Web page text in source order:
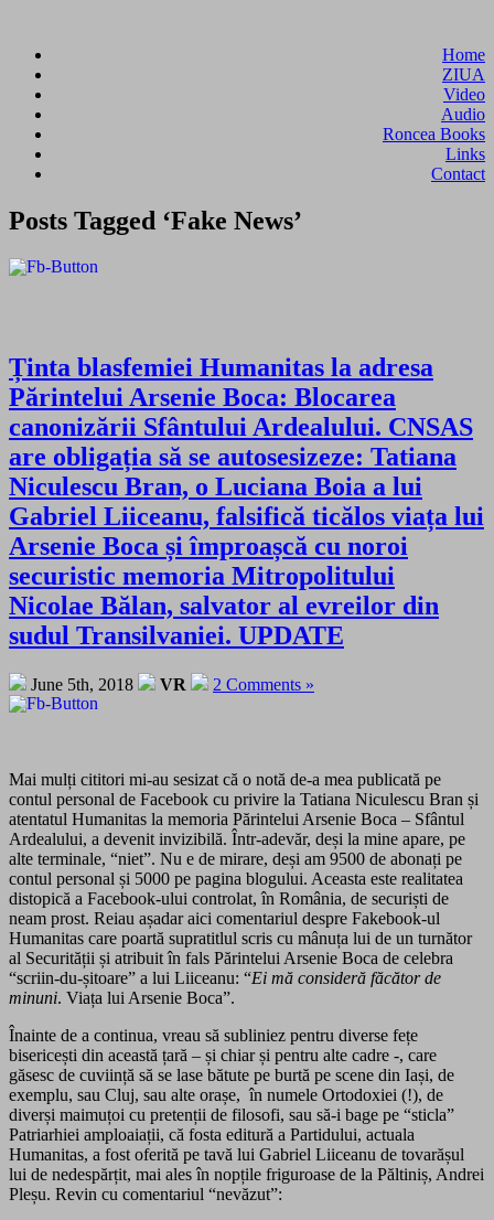
Home
ZIUA
Video
Audio
Roncea Books
Links
Contact
Posts Tagged ‘Fake News’
Ținta blasfemiei Humanitas la adresa
Părintelui Arsenie Boca: Blocarea
canonizării Sfântului Ardealului. CNSAS
are obligația să se autosesizeze: Tatiana
Niculescu Bran, o Luciana Boia a lui
Gabriel Liiceanu, falsifică ticălos viața lui
Arsenie Boca și împroașcă cu noroi
securistic memoria Mitropolitului
Nicolae Bălan, salvator al evreilor din
sudul Transilvaniei. UPDATE
June 5th, 2018 VR 2 Comments »
Mai mulți cititori mi-au sesizat că o notă de-a mea publicată pe
contul personal de Facebook cu privire la Tatiana Niculescu Bran și
atentatul Humanitas la memoria Părintelui Arsenie Boca – Sfântul
Ardealului, a devenit invizibilă. Într-adevăr, deși la mine apare, pe
alte terminale, “niet”. Nu e de mirare, deși am 9500 de abonați pe
contul personal și 5000 pe pagina blogului. Aceasta este realitatea
distopică a Facebook-ului controlat, în România, de securiști de
neam prost. Reiau așadar aici comentariul despre Fakebook-ul
Humanitas care poartă supratitlul scris cu mânuța lui de un turnător
al Securității și atribuit în fals Părintelui Arsenie Boca de celebra
“scriin-du-șitoare” a lui Liiceanu: “Ei mă consideră făcător de
minuni. Viața lui Arsenie Boca”.
Înainte de a continua, vreau să subliniez pentru diverse fețe
bisericești din această țară – și chiar și pentru alte cadre -, care
găsesc de cuviință să se lase bătute pe burtă pe scene din Iași, de
exemplu, sau Cluj, sau alte orașe, în numele Ortodoxiei (!), de
diverși maimuțoi cu pretenții de filosofi, sau să-i bage pe “sticla”
Patriarhiei amploaiații, că fosta editură a Partidului, actuala
Humanitas, a fost oferită pe tavă lui Gabriel Liiceanu de tovarășul
lui de nedespărțit, mai ales în nopțile friguroase de la Păltiniș, Andrei
Pleșu. Revin cu comentariul “nevăzut”: